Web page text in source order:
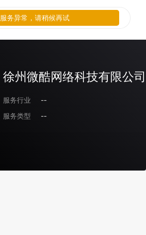
徐州微酷网络科技有限公司
服务行业
--
服务类型
--
服务异常，请稍候再试